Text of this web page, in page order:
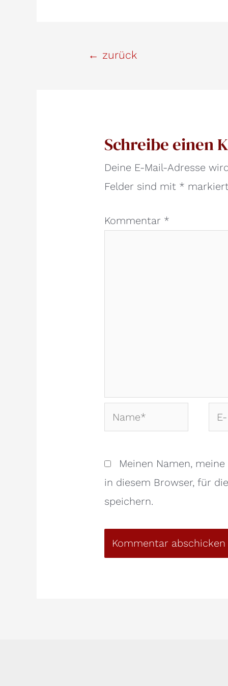
Beitrags-
← zurück
Schreibe einen
Deine E-Mail-Adresse
Felder sind mit *
Kommentar *
Name*
E-
Meinen Namen,
in diesem Browser, für
speichern.